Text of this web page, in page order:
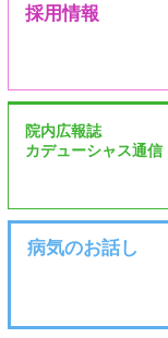
採用情報
院内広報誌
カデューシャス通信
病気のお話し